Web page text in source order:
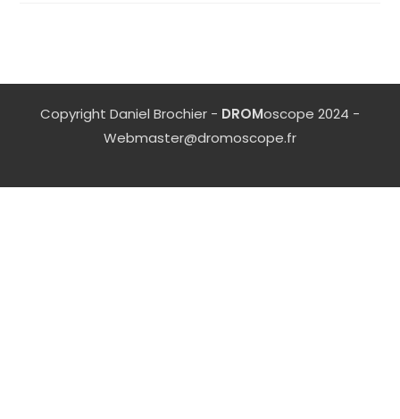
Copyright Daniel Brochier - DROMoscope 2024 -
Webmaster@dromoscope.fr